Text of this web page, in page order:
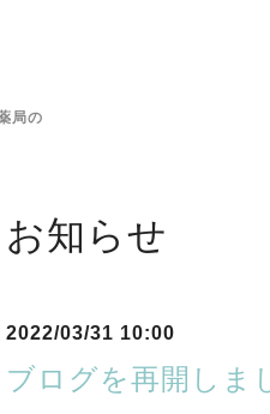
局の
お知らせ
2022/03/31 10:00
ブログを再開しま